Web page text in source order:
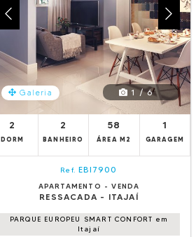
Galeria 1 / 6
2
DORM
2
BANHEIRO
58
ÁREA M2
1
GARAGEM
Ref. EBI7900
APARTAMENTO - VENDA
RESSACADA - ITAJAÍ
PARQUE EUROPEU SMART CONFORT em
Itajaí